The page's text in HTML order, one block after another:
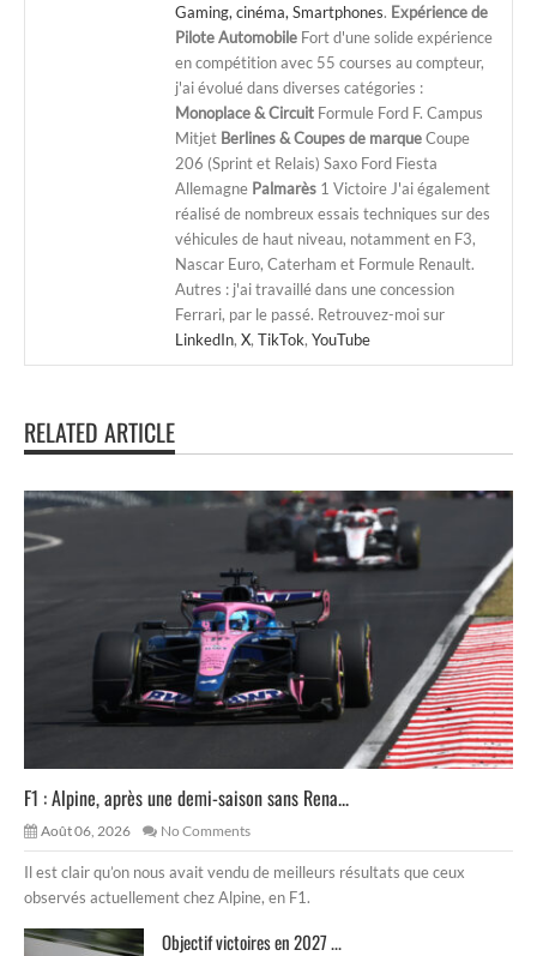
Gaming, cinéma, Smartphones. Expérience de
Pilote Automobile Fort d'une solide expérience
en compétition avec 55 courses au compteur,
j'ai évolué dans diverses catégories :
Monoplace & Circuit Formule Ford F. Campus
Mitjet Berlines & Coupes de marqueCoupe
206 (Sprint et Relais) Saxo Ford Fiesta
Allemagne Palmarès 1 Victoire J'ai également
réalisé de nombreux essais techniques sur des
véhicules de haut niveau, notamment en F3,
Nascar Euro, Caterham et Formule Renault.
Autres : j'ai travaillé dans une concession
Ferrari, par le passé. Retrouvez-moi sur
LinkedIn, X, TikTok, YouTube
RELATED ARTICLE
F1 : Alpine, après une demi-saison sans Rena...
Août 06, 2026 No Comments
Il est clair qu’on nous avait vendu de meilleurs résultats que ceux
observés actuellement chez Alpine, en F1.
Objectif victoires en 2027 ...